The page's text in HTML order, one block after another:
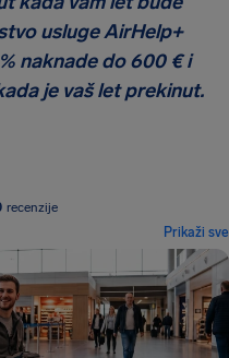
usluge AirHelp+
naknade do 600 € i
je vaš let prekinut.
recenzije
Prikaži sve